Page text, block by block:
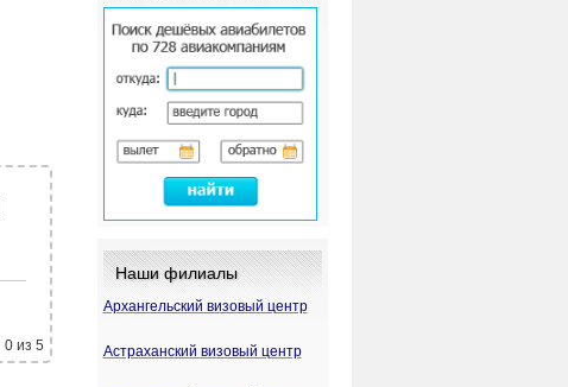
0из 5
Наши филиалы
Архангельский визовый центр
Астраханский визовый центр